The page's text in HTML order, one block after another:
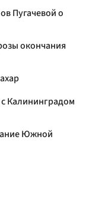
Пугачевой о
окончания
Калининградом
Южной